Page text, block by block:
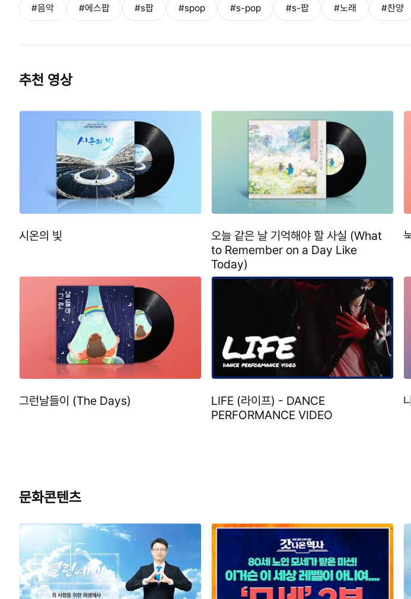
#음악 #에스팝 #s팝 #spop #s-pop #s-팝 #노래 #찬양
추천 영상
시온의 빛
오늘 같은 날 기억해야 할 사실 (What
to Remember on a Day Like
Today)
그런날들이 (The Days)
LIFE (라이프) - DANCE
PERFORMANCE VIDEO
문화콘텐츠